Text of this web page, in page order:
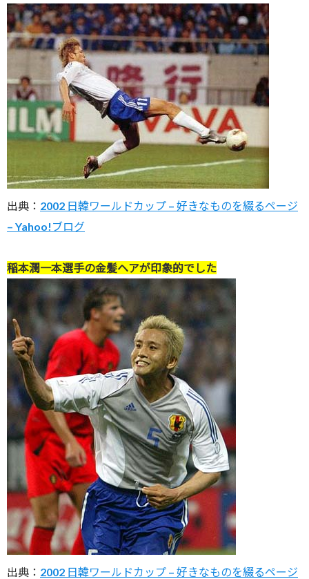
出典： 2002 日韓ワールドカップ – 好きなものを綴るページ
– Yahoo!ブログ
稲本潤一本選手の金髪ヘアが印象的でした
出典： 2002 日韓ワールドカップ – 好きなものを綴るページ